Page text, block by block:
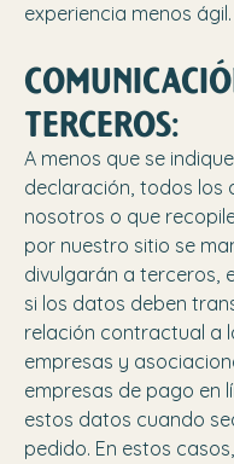
experiencia menos ágil.
TERCEROS:
A menos que se
declaración, todos los
nosotros o que
por nuestro sitio se
divulgarán a terceros,
si los datos deben
relación contractual a
empresas y
empresas de pago en
estos datos cuando
pedido. En estos